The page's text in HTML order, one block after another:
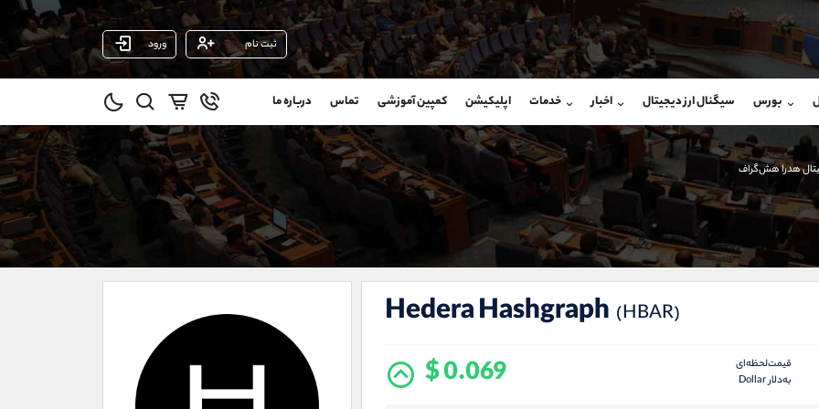
ثبت نام ورود
بورس سیگنال ارز دیجیتال اخبار خدمات اپلیکیشن کمپین آموزشی تماس درباره ما
هدرا هش‌گراف
Hedera Hashgraph (HBAR)
قیمت‌لحظه‌ای
به‌دلار Dollar
$ 0.069
شروع گفتگو
@Armteam_admin_104
104
شروع گفتگو
@Armteam_admin_33
داخلی 118
(ایمان پوراسماعیلی)
09927779040
واتساپ شروع گفتگو
تلگرام @Armteam_admin_por
021-22021030
021-22021040
@alireza.mehrabii
@alirezamehrabi_com